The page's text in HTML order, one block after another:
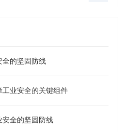
全的坚固防线
业安全的关键组件
全的坚固防线